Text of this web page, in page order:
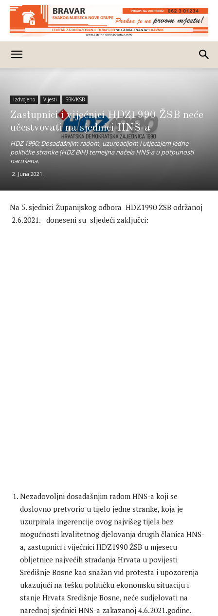
Izdvojeno Vijesti SBK/KSB
Zastupnici i vijećnici HDZ1990 ŽSB neće
učestvovati na sjednici HNS-a
HDZ 1990: Dosadašnjim radom, uzurpacijom i utjecajem jedne
političke stranke (HDZ BiH) temeljna načela HNS-a u potpunosti
narušena.
2. Juna 2021.
Na 5. sjednici Županijskog odbora HDZ1990 ŽSB održanoj
2.6.2021. doneseni su sljedeći zaključci:
Nezadovoljni dosadašnjim radom HNS-a koji se
doslovno pretvorio u tijelo jedne stranke, koja je
uzurpirala ingerencije ovog najvišeg tijela bez
mogućnosti kvalitetnog djelovanja drugih članica HNS-
a, zastupnici i vijećnici HDZ1990 ŽSB u mjesecu
obljetnice najvećih stradanja Hrvata u povijesti
Središnje Bosne kao snažan vid protesta i upozorenja
ukazujući na tešku političku ekonomsku situaciju i
stanje Hrvata Središnje Bosne, neće sudjelovati na
narednoj sjednici HNS-a zakazanoj 4.6.2021.godine.